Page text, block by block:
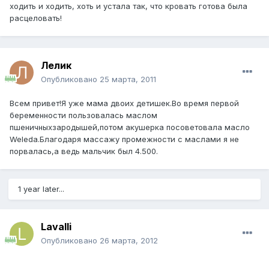
ходить и ходить, хоть и устала так, что кровать готова была
расцеловать!
Лелик
Опубликовано 25 марта, 2011
Всем привет!Я уже мама двоих детишек.Во время первой
беременности пользовалась маслом
пшеничныхзародышей,потом акушерка посоветовала масло
Weleda.Благодаря массажу промежности с маслами я не
порвалась,а ведь мальчик был 4.500.
1 year later...
Lavalli
Опубликовано 26 марта, 2012